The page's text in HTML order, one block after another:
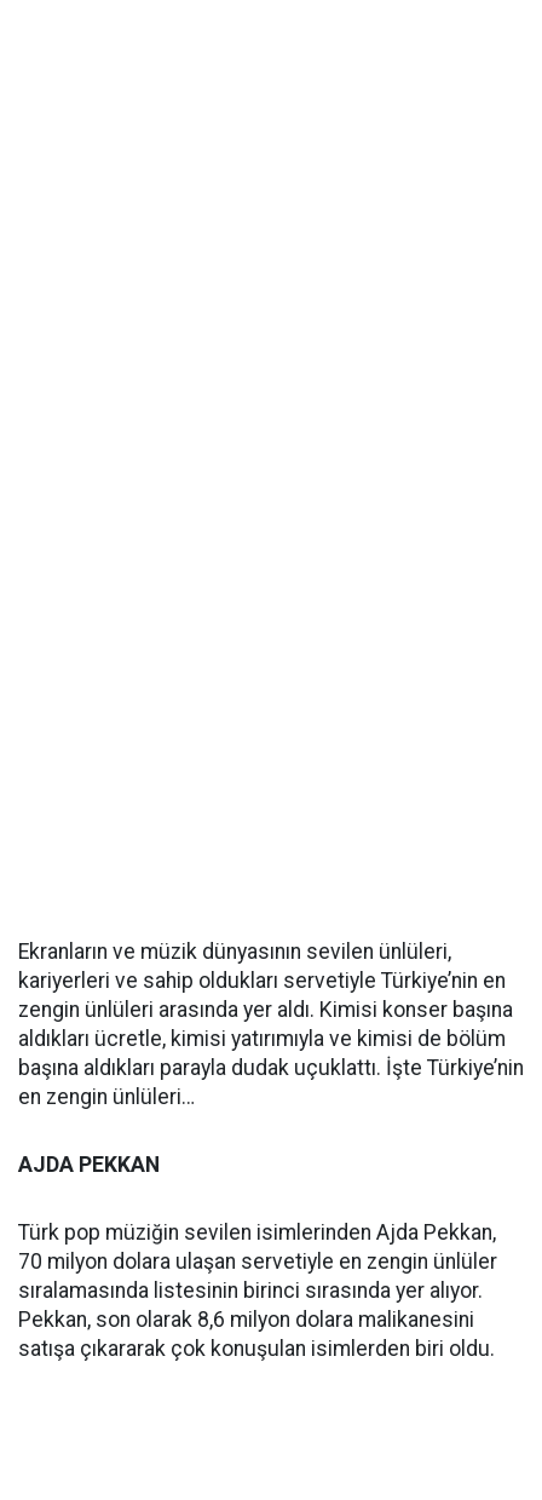
Ekranların ve müzik dünyasının sevilen ünlüleri,
kariyerleri ve sahip oldukları servetiyle Türkiye’nin en
zengin ünlüleri arasında yer aldı. Kimisi konser başına
aldıkları ücretle, kimisi yatırımıyla ve kimisi de bölüm
başına aldıkları parayla dudak uçuklattı. İşte Türkiye’nin
en zengin ünlüleri…
AJDA PEKKAN
Türk pop müziğin sevilen isimlerinden Ajda Pekkan,
70 milyon dolara ulaşan servetiyle en zengin ünlüler
sıralamasında listesinin birinci sırasında yer alıyor.
Pekkan, son olarak 8,6 milyon dolara malikanesini
satışa çıkararak çok konuşulan isimlerden biri oldu.